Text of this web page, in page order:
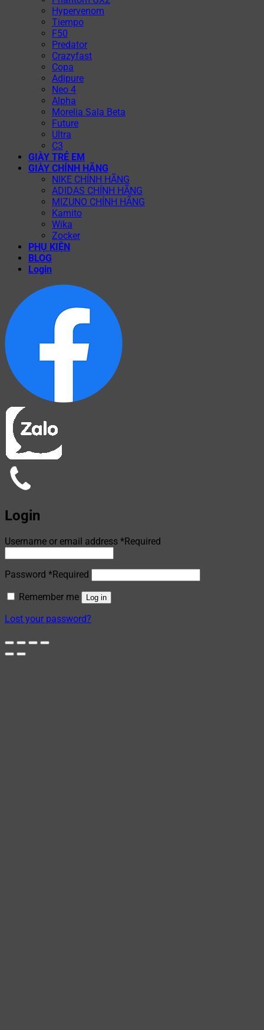
Hypervenom
Tiempo
F50
Predator
Crazyfast
Copa
Adipure
Neo 4
Alpha
Morelia Sala Beta
Future
Ultra
C3
GIÀY TRẺ EM
GIÀY CHÍNH HÃNG
NIKE CHÍNH HÃNG
ADIDAS CHÍNH HÃNG
MIZUNO CHÍNH HÃNG
Kamito
Wika
Zocker
PHỤ KIỆN
BLOG
Login
Login
Username or email address *Required
Password *Required
Remember me
Log in
Lost your password?